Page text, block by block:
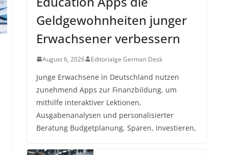
Geldgewohnheiten junger
Erwachsener verbessern
August 6, 2026 Editorialge German Desk
Junge Erwachsene in Deutschland nutzen
zunehmend Apps zur Finanzbildung, um
mithilfe interaktiver Lektionen,
Ausgabenanalysen und personalisierter
Beratung Budgetplanung, Sparen, Investieren,